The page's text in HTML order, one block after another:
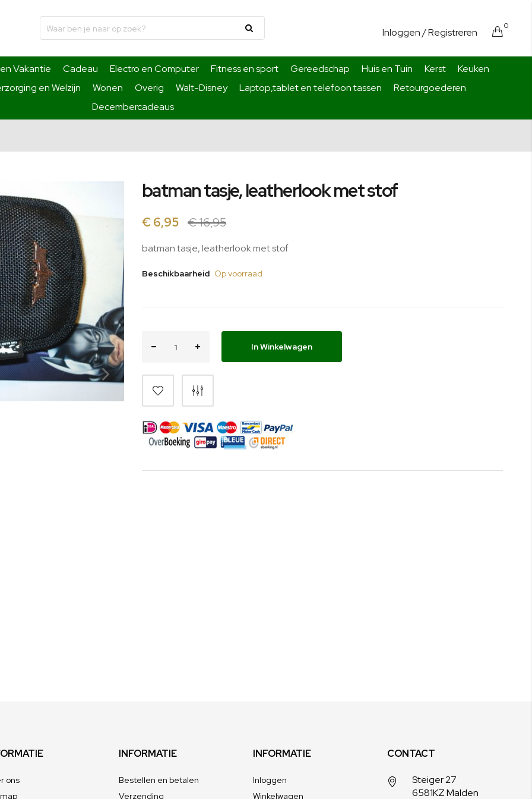
Inloggen/ Registreren Cart
0
Vakantie Cadeau Electro en Computer Fitness en sport Gereedschap Huis en Tuin Kerst
Keuken
en Welzijn Wonen Overig Walt-Disney Laptop,tablet en telefoon tassen
Retourgoederen
Decembercadeaus
batman tasje, leatherlook met stof
€ 6,95 € 16,95
batman tasje, leatherlook met stof
Beschikbaarheid Op voorraad
In Winkelwagen
ons
INFORMATIE
Bestellen en betalen
Verzending
INFORMATIE
Inloggen
Winkelwagen
CONTACT
Steiger 27
6581KZ Malden